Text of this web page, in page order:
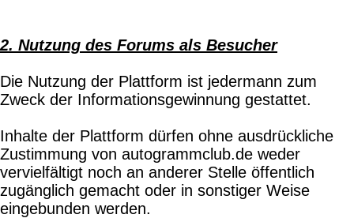
2. Nutzung des Forums als Besucher
Die Nutzung der Plattform ist jedermann zum
Zweck der Informationsgewinnung gestattet.
Inhalte der Plattform dürfen ohne ausdrückliche
Zustimmung von autogrammclub.de weder
vervielfältigt noch an anderer Stelle öffentlich
zugänglich gemacht oder in sonstiger Weise
eingebunden werden.